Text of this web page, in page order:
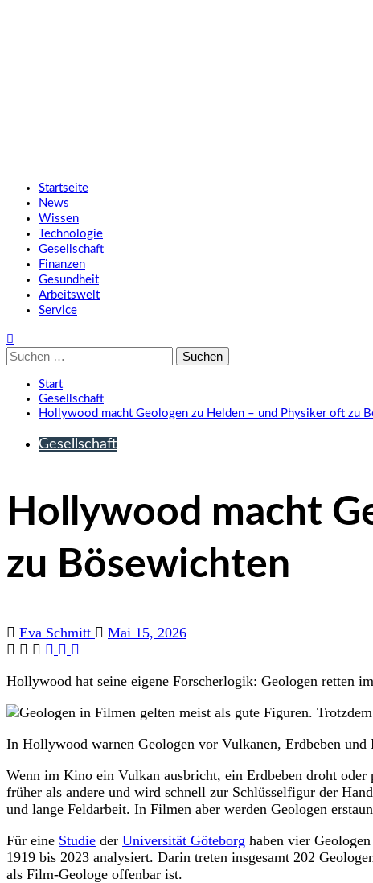
Startseite
News
Wissen
Technologie
Gesellschaft
Finanzen
Gesundheit
Arbeitswelt
Service
Suche
nach:
Start
Gesellschaft
Hollywood macht Geologen zu Helden – und Physiker oft zu
Gesellschaft
Hollywood macht
zu Bösewichten
Eva Schmitt Mai 15, 2026
Hollywood hat seine eigene Forscherlogik: Geologen retten
In Hollywood warnen Geologen vor Vulkanen, Erdbeben
Wenn im Kino ein Vulkan ausbricht, ein Erdbeben droht
früher als andere und wird schnell zur Schlüsselfigur der
und lange Feldarbeit. In Filmen aber werden Geologen
Für eine Studie der Universität Göteborg haben vier
1919 bis 2023 analysiert. Darin treten insgesamt 202
als Film-Geologe offenbar ist.